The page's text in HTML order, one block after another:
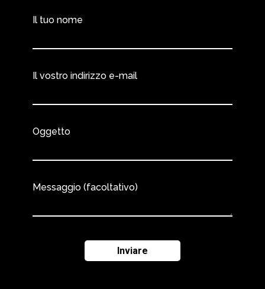
Il tuo nome
Il vostro indirizzo e-mail
Oggetto
Messaggio (facoltativo)